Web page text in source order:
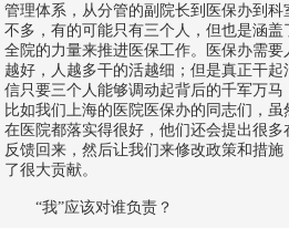
管理体系，从分管的副院长到医保办到科
不多，有的可能只有三个人，但也是涵
全院的力量来推进医保工作。医保办需
越好，人越多干的活越细；但是真正干
信只要三个人能够调动起背后的千军万马
比如我们上海的医院医保办的同志们，
在医院都落实得很好，他们还会提出很
反馈回来，然后让我们来修改政策和措
了很大贡献。
“我”应该对谁负责？